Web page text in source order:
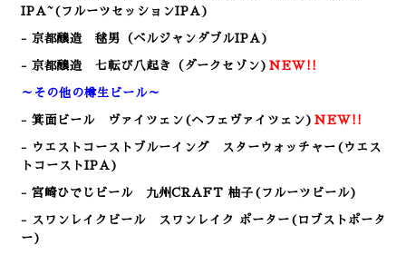
IPA~(フルーツセッションIPA)
- 京都醸造 毬男（ベルジャンダブルIPA)
- 京都醸造 七転び八起き（ダークセゾン) NEW!!
～その他の樽生ビール～
- 箕面ビール ヴァイツェン (ヘフェヴァイツェン) NEW!!
- ウエストコーストブルーイング スターウォッチャー(ウエス
トコーストIPA)
- 宮崎ひでじビール 九州CRAFT 柚子(フルーツビール)
- スワンレイクビール スワンレイク ポーター(ロブストポータ
ー)